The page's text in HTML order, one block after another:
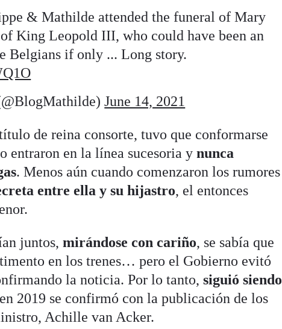
& Mathilde attended the funeral of Mary
King Leopold III, who could have been an
Belgians if only ... Long story.
June 14, 2021
de reina consorte, tuvo que conformarse
entraron en la línea sucesoria ynunca
. Menos aún cuando comenzaron los rumores
entre ella y su hijastro, el entonces
juntos,mirándose con cariño, se sabía que
en los trenes… pero el Gobierno evitó
la noticia. Por lo tanto,siguió siendo
2019 se confirmó con la publicación de los
Achille van Acker.